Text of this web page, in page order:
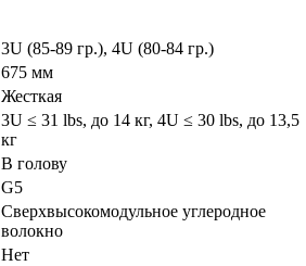
3U (85-89 гр.), 4U (80-84 гр.)
675 мм
Жесткая
3U ≤ 31 lbs, до 14 кг, 4U ≤ 30 lbs, до 13,5
кг
В голову
G5
Сверхвысокомодульное углеродное
волокно
Нет